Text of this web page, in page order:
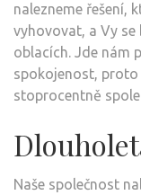
nalezneme řešení,
vyhovovat, a Vy se
oblacích. Jde nám
spokojenost, proto
stoprocentně
Naše společnost